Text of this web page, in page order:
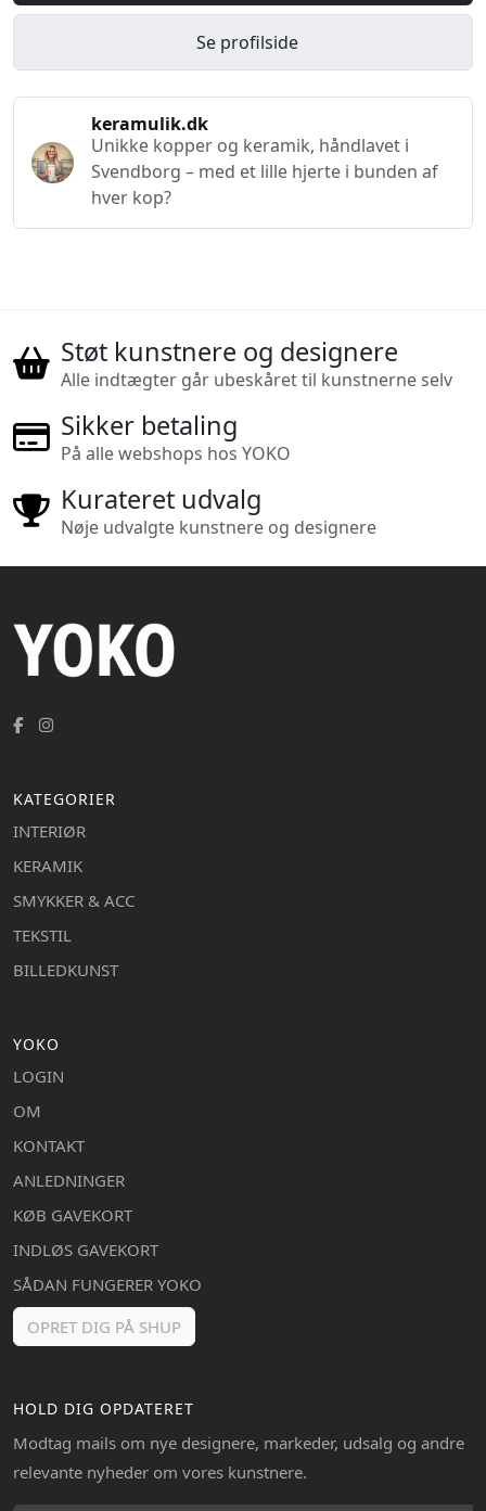
Se profilside
keramulik.dk
Unikke kopper og keramik, håndlavet i
Svendborg – med et lille hjerte i bunden af
hver kop?
Støt kunstnere og designere
Alle indtægter går ubeskåret til kunstnerne selv
Sikker betaling
På alle webshops hos YOKO
Kurateret udvalg
Nøje udvalgte kunstnere og designere
KATEGORIER
INTERIØR
KERAMIK
SMYKKER & ACC
TEKSTIL
BILLEDKUNST
YOKO
LOGIN
OM
KONTAKT
ANLEDNINGER
KØB GAVEKORT
INDLØS GAVEKORT
SÅDAN FUNGERER YOKO
OPRET DIG PÅ SHUP
HOLD DIG OPDATERET
Modtag mails om nye designere, markeder, udsalg og andre
relevante nyheder om vores kunstnere.